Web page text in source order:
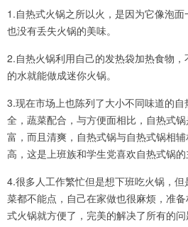
1.自热式火锅之所以火，是因为它像泡
也没有丢失火锅的美味。
2.自热火锅利用自己的发热袋加热食物
的水就能做成迷你火锅。
3.现在市场上也陈列了大小不同味道的
全，蔬菜配合，与方便面相比，自热式
富，而且清爽，自热式锅与自热式锅相
高，这是上班族和学生党喜欢自热式锅的
4.很多人工作繁忙但是想下班吃火锅，
菜都不能点，自己在家做也很麻烦，准
式火锅就方便了，完美的解决了所有的问